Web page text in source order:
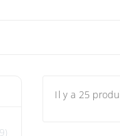
Il y a 25